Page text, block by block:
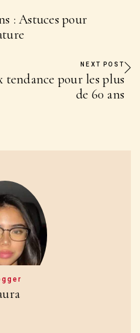
: Astuces pour
NEXT POST
tendance pour les plus
de 60 ans